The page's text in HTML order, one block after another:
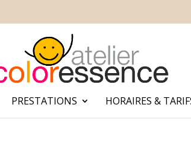
PRESTATIONS HORAIRES &